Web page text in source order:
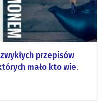
przepisów
mało kto wie.